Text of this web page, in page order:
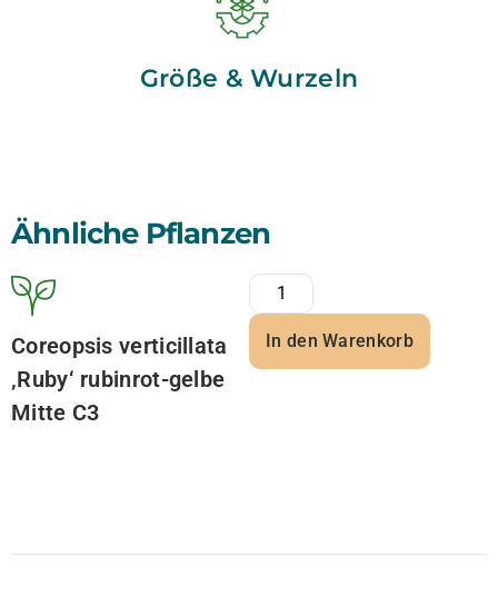
Größe & Wurzeln
Ähnliche Pflanzen
Coreopsis verticillata
‚Ruby‘ rubinrot-gelbe
Mitte C3
In den Warenkorb